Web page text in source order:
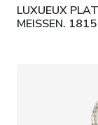
LUXUEUX
MEISSEN.